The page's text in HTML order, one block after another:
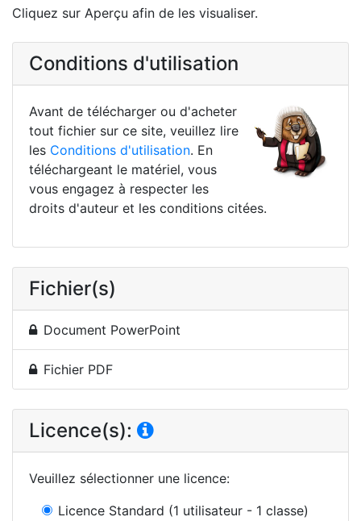
Cliquez sur Aperçu afin de les visualiser.
Conditions d'utilisation
Avant de télécharger ou d'acheter
tout fichier sur ce site, veuillez lire
les Conditions d'utilisation. En
téléchargeant le matériel, vous
vous engagez à respecter les
droits d'auteur et les conditions citées.
Fichier(s)
Document PowerPoint
Fichier PDF
Licence(s):
Veuillez sélectionner une licence:
Licence Standard (1 utilisateur - 1 classe)